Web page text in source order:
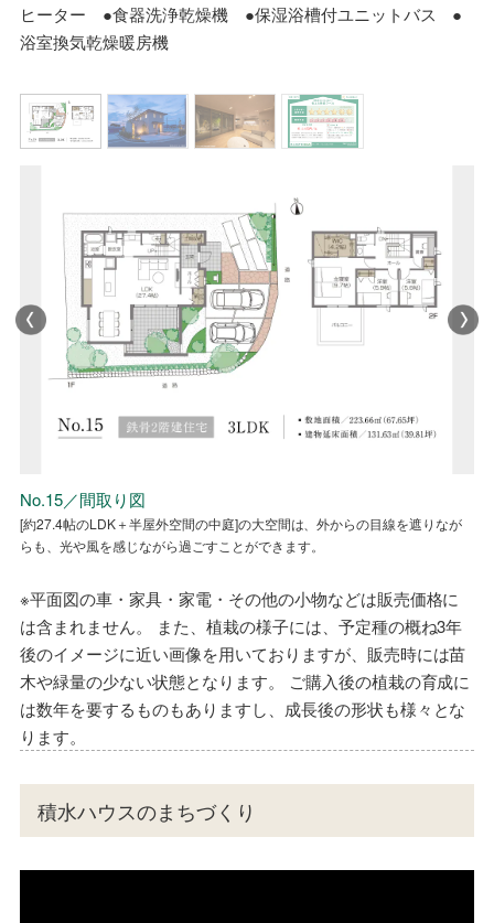
ヒーター ●食器洗浄乾燥機 ●保湿浴槽付ユニットバス ●
浴室換気乾燥暖房機
NO.15／省エネ性能ラベル
No.15／間取り図
[約27.4帖のLDK＋半屋外空間の中庭]の大空間は、外からの目線を遮りなが
らも、光や風を感じながら過ごすことができます。
No.15／外観
邸宅感がありながらも、シンプルで親しみのある外観にしました。
No.15／リビング
NO.15／省エネ性能ラベル
No.15／間取り図
[約27.4帖のLDK＋半屋外空間の中庭]の大空間は、外からの目線を遮りなが
らも、光や風を感じながら過ごすことができます。
※平面図の車・家具・家電・その他の小物などは販売価格に
は含まれません。 また、植栽の様子には、予定種の概ね3年
後のイメージに近い画像を用いておりますが、販売時には苗
木や緑量の少ない状態となります。 ご購入後の植栽の育成に
は数年を要するものもありますし、成長後の形状も様々とな
ります。
積水ハウスのまちづくり